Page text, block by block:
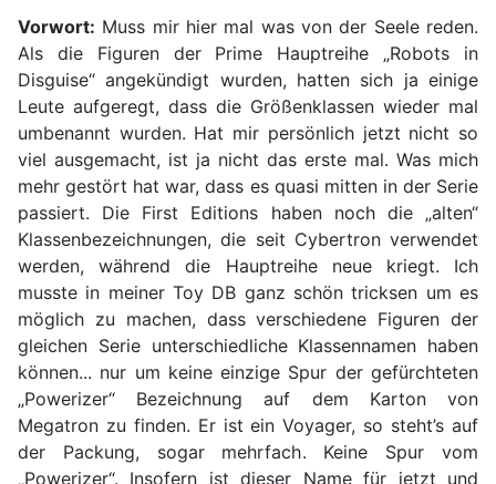
Vorwort: Muss mir hier mal was von der Seele reden.
Als die Figuren der Prime Hauptreihe „Robots in
Disguise“ angekündigt wurden, hatten sich ja einige
Leute aufgeregt, dass die Größenklassen wieder mal
umbenannt wurden. Hat mir persönlich jetzt nicht so
viel ausgemacht, ist ja nicht das erste mal. Was mich
mehr gestört hat war, dass es quasi mitten in der Serie
passiert. Die First Editions haben noch die „alten“
Klassenbezeichnungen, die seit Cybertron verwendet
werden, während die Hauptreihe neue kriegt. Ich
musste in meiner Toy DB ganz schön tricksen um es
möglich zu machen, dass verschiedene Figuren der
gleichen Serie unterschiedliche Klassennamen haben
können... nur um keine einzige Spur der gefürchteten
„Powerizer“ Bezeichnung auf dem Karton von
Megatron zu finden. Er ist ein Voyager, so steht’s auf
der Packung, sogar mehrfach. Keine Spur vom
„Powerizer“. Insofern ist dieser Name für jetzt und